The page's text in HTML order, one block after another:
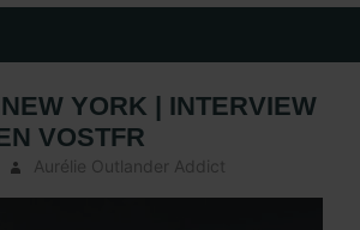
YORK | INTERVIEW
VOSTFR
Aurélie Outlander Addict